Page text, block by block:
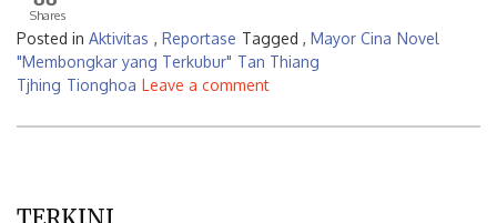
88
Shares
Posted in Aktivitas , Reportase Tagged , Mayor Cina
"Membongkar yang Terkubur"
Tan Thiang
Tjhing
Tionghoa